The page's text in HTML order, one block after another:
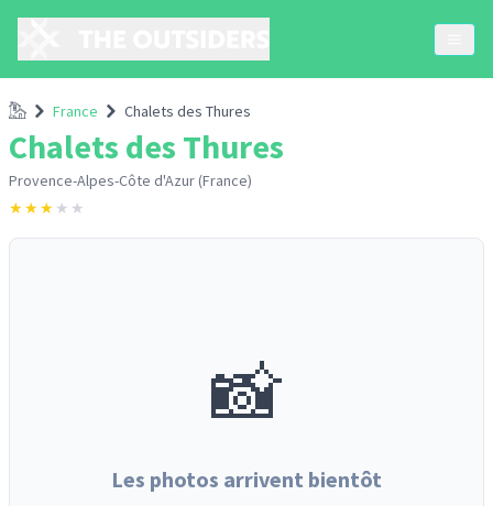
Accueil
France Chalets des Thures
Chalets des Thures
Provence-Alpes-Côte d'Azur (France)
★★★ ★ ★
📸
Les photos arrivent bientôt